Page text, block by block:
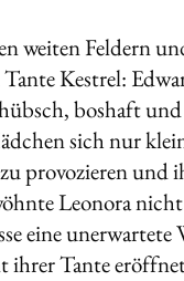
weiten Feldern
Kestrel:
boshaft
sich nur
provozieren und
Leonora
eine unerwartete
ihrer Tante